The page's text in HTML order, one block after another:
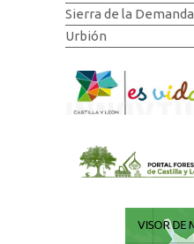
Sierra de la Demanda
Urbión